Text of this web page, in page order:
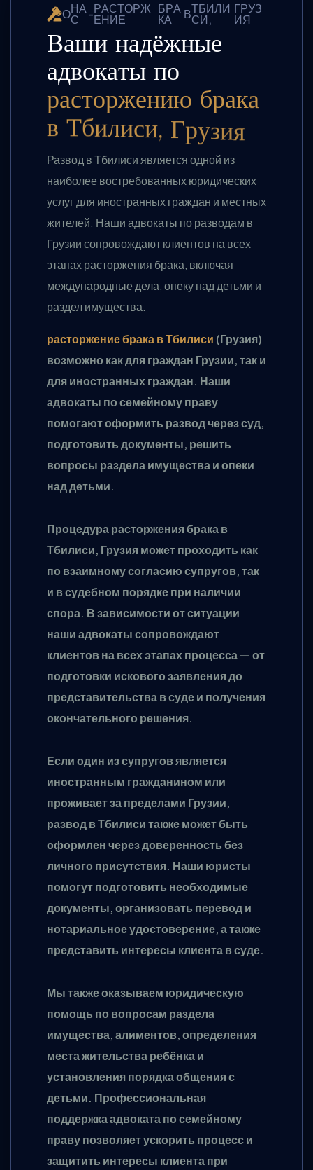
ОНА
С -РАСТОРЖ
ЕНИЕ
БРА
КА ВТБИЛИ
СИ,
ГРУЗ
ИЯ
Ваши надёжные
адвокаты по
расторжению брака
в Тбилиси, Грузия
Развод в Тбилиси является одной из
наиболее востребованных юридических
услуг для иностранных граждан и местных
жителей. Наши адвокаты по разводам в
Грузии сопровождают клиентов на всех
этапах расторжения брака, включая
международные дела, опеку над детьми и
раздел имущества.
расторжение брака в Тбилиси (Грузия)
возможно как для граждан Грузии, так и
для иностранных граждан. Наши
адвокаты по семейному праву
помогают оформить развод через суд,
подготовить документы, решить
вопросы раздела имущества и опеки
над детьми.
Процедура расторжения брака в
Тбилиси, Грузия может проходить как
по взаимному согласию супругов, так
и в судебном порядке при наличии
спора. В зависимости от ситуации
наши адвокаты сопровождают
клиентов на всех этапах процесса — от
подготовки искового заявления до
представительства в суде и получения
окончательного решения.
Если один из супругов является
иностранным гражданином или
проживает за пределами Грузии,
развод в Тбилиси также может быть
оформлен через доверенность без
личного присутствия. Наши юристы
помогут подготовить необходимые
документы, организовать перевод и
нотариальное удостоверение, а также
представить интересы клиента в суде.
Мы также оказываем юридическую
помощь по вопросам раздела
имущества, алиментов, определения
места жительства ребёнка и
установления порядка общения с
детьми. Профессиональная
поддержка адвоката по семейному
праву позволяет ускорить процесс и
защитить интересы клиента при